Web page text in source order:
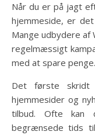
Når du er på jagt
hjemmeside, er
Mange udbydere
regelmæssigt
med at spare penge.
Det første
hjemmesider og
tilbud. Ofte kan
begrænsede tids